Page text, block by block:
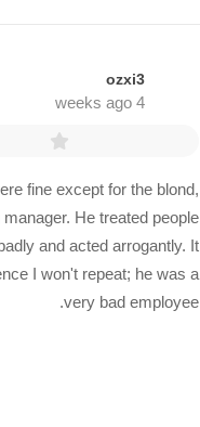
ozxi3
4 weeks ago
fine except for the blond,
He treated people
and acted arrogantly. It
I won't repeat; he was a
very bad employee.